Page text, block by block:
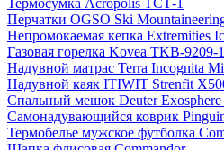
Перчатки OGSO Ski
Непромокаемая кепка Extremities
Газовая горелка Kovea TKB-9209-
Надувной матрас Terra Incognita
Надувной каяк ITIWIT Strenfit
Спальный мешок Deuter Exosphere
Самонадувающийся коврик
Термобелье мужское футболка